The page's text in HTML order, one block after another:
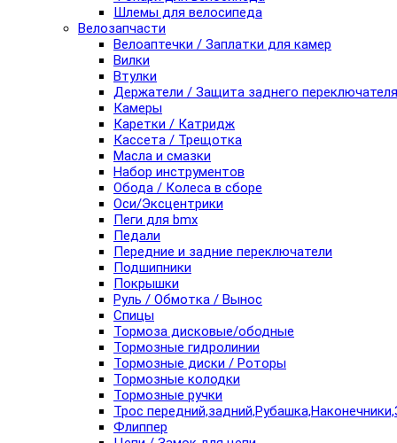
Шлемы для велосипеда
Велозапчасти
Велоаптечки / Заплатки для камер
Вилки
Втулки
Держатели / Защита заднего переключателя
Камеры
Каретки / Катридж
Кассета / Трещотка
Масла и смазки
Набор инструментов
Обода / Колеса в сборе
Оси/Эксцентрики
Пеги для bmx
Педали
Передние и задние переключатели
Подшипники
Покрышки
Руль / Обмотка / Вынос
Спицы
Тормоза дисковые/ободные
Тормозные гидролинии
Тормозные диски / Роторы
Тормозные колодки
Тормозные ручки
Трос
Флиппер